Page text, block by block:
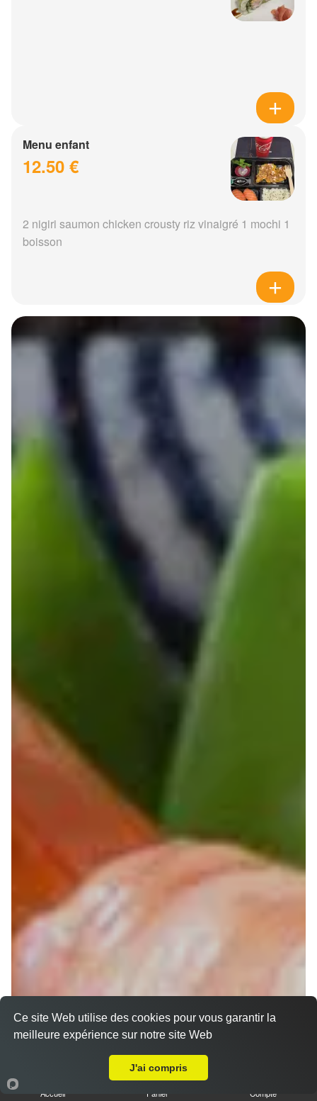
Menu enfant
12.50 €
2 nigiri saumon chicken crousty riz vinaigré 1 mochi 1
boisson
Chirashi
Accueil Panier Compte
Ce site Web utilise des cookies pour vous garantir la
meilleure expérience sur notre site Web
J'ai compris